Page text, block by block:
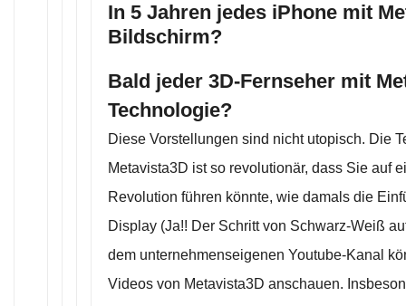
In 5 Jahren jedes iPhone mit
Bildschirm?
Bald jeder 3D-Fernseher mit
Technologie?
Diese Vorstellungen sind nicht utopisch. Die
Metavista3D ist so revolutionär, dass Sie auf
Revolution führen könnte, wie damals die
Display (Ja!! Der Schritt von Schwarz-Weiß
dem unternehmenseigenen Youtube-Kanal
Videos von Metavista3D anschauen.